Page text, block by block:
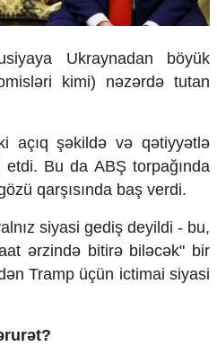
Ukraynadan böyük
kimi) nəzərdə tutan
açıq şəkildə və qətiyyətlə
etdi. Bu da ABŞ torpağında
özü qarşısında baş verdi.
siyasi gediş deyildi - bu,
ərzində bitirə biləcək" bir
Tramp üçün ictimai siyasi